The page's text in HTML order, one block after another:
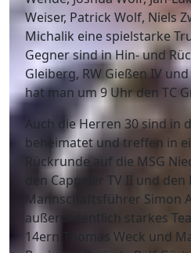
Weiser, Patrick Wolf, Niels
Michalik eine spielstarke
Gegner sind in Hin- und
Gleiberg, RW Gießen IV
hat man um 9 Uhr den TC
Auch die Herren 30 sind in
beheimatet und treffen in
Rückrunde auf die MSG
den Cappeler TV II und
Mannschaftsführer Simon
außerordentlich starkes
14ern Thomas Weck und